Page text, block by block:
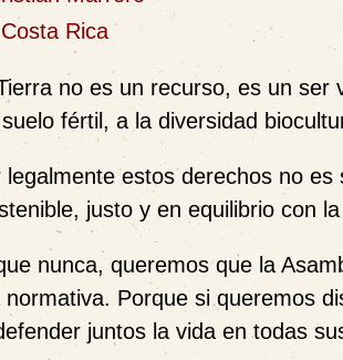
Rica
no es un recurso, es un
fértil, a la diversidad
legalmente estos derechos no
justo y en equilibrio con
nunca, queremos que la
Porque si queremos
juntos la vida en todas